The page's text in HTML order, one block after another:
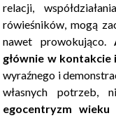
relacji,
rówieśników, mogą
nawet prowokująco.
głównie w kontakcie
wyraźnego i
własnych potrzeb,
egocentryzm